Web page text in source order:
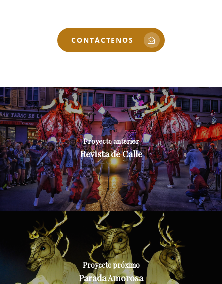
CONTÁCTENOS
Proyecto anterior
Revista de Calle
Proyecto próximo
Parada Amorosa